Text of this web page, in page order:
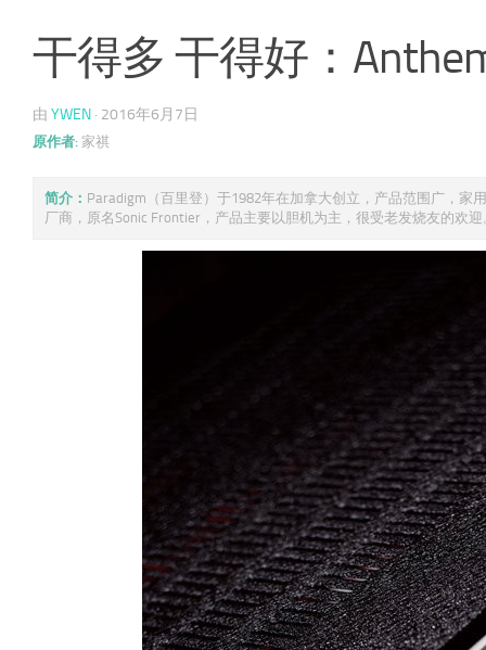
干得多 干得好：
由 YWEN · 2016年6月7日
原作者: 家祺
简介： Paradigm（百里登）于1982年在加拿大创立，产品范围广，
厂商，原名Sonic Frontier，产品主要以胆机为主，很受老发烧友的欢迎